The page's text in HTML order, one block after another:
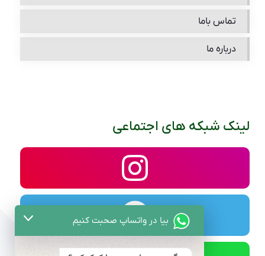
تماس باما
درباره ما
لینک شبکه های اجتماعی
بیا در واتساپ صحبت کنیم